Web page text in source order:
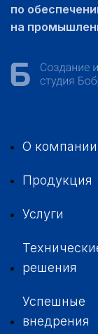
по
на
О компании
Продукция
Услуги
решения
Успешные
внедрения